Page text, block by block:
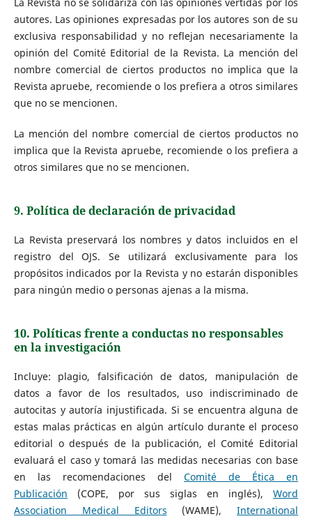
autores. Las opiniones expresadas por los autores son de su
exclusiva responsabilidad y no reflejan necesariamente la
opinión del Comité Editorial de la Revista. La mención del
nombre comercial de ciertos productos no implica que la
Revista apruebe, recomiende o los prefiera a otros similares
que no se mencionen.
La mención del nombre comercial de ciertos productos no
implica que la Revista apruebe, recomiende o los prefiera a
otros similares que no se mencionen.
9. Política de declaración de privacidad
La Revista preservará los nombres y datos incluidos en el
registro del OJS. Se utilizará exclusivamente para los
propósitos indicados por la Revista y no estarán disponibles
para ningún medio o personas ajenas a la misma.
10. Políticas frente a conductas no responsables
en la investigación
Incluye: plagio, falsificación de datos, manipulación de
datos a favor de los resultados, uso indiscriminado de
autocitas y autoría injustificada. Si se encuentra alguna de
estas malas prácticas en algún artículo durante el proceso
editorial o después de la publicación, el Comité Editorial
evaluará el caso y tomará las medidas necesarias con base
en las recomendaciones delComité de Ética en
Publicación (COPE, por sus siglas en inglés),Word
Association Medical Editors (WAME),International